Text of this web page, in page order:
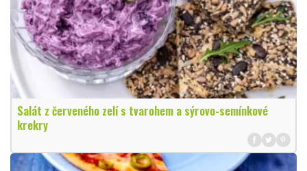
Salát z červeného zelí s tvarohem a sýrovo-semínkové
krekry